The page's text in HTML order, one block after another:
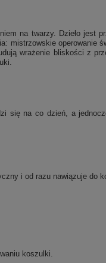
na twarzy. Dzieło jest
mistrzowskie operowanie
wrażenie bliskości z
się na co dzień, a
i od razu nawiązuje do
koszulki.